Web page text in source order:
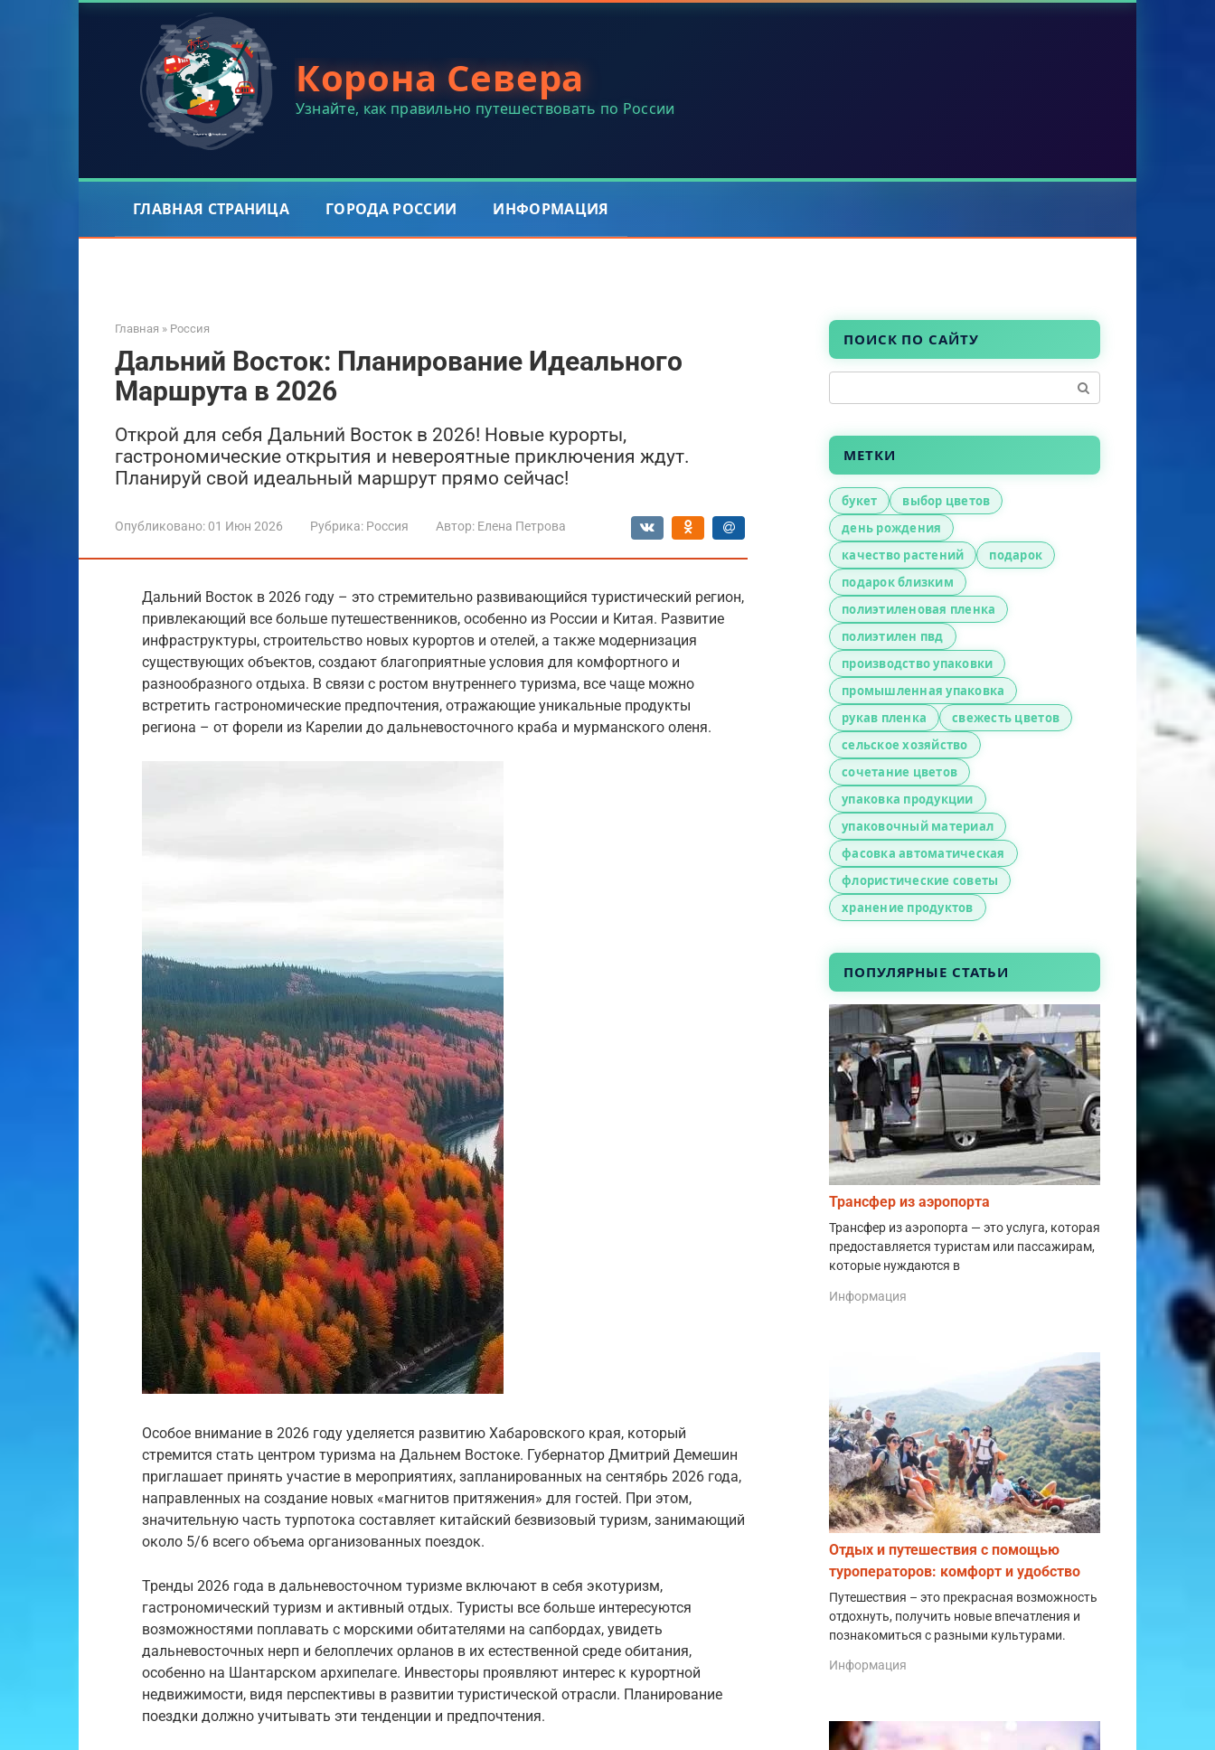
Корона Севера
Узнайте, как правильно путешествовать по России
ГЛАВНАЯ СТРАНИЦА ГОРОДА РОССИИ ИНФОРМАЦИЯ
Главная » Россия
Дальний Восток: Планирование Идеального
Маршрута в 2026
Открой для себя Дальний Восток в 2026! Новые курорты,
гастрономические открытия и невероятные приключения ждут.
Планируй свой идеальный маршрут прямо сейчас!
Опубликовано: 01 Июн 2026 Рубрика: Россия Автор: Елена Петрова
Дальний Восток в 2026 году – это стремительно развивающийся туристический регион,
привлекающий все больше путешественников, особенно из России и Китая. Развитие
инфраструктуры, строительство новых курортов и отелей, а также модернизация
существующих объектов, создают благоприятные условия для комфортного и
разнообразного отдыха. В связи с ростом внутреннего туризма, все чаще можно
встретить гастрономические предпочтения, отражающие уникальные продукты
региона – от форели из Карелии до дальневосточного краба и мурманского оленя.
Особое внимание в 2026 году уделяется развитию Хабаровского края, который
стремится стать центром туризма на Дальнем Востоке. Губернатор Дмитрий Демешин
приглашает принять участие в мероприятиях, запланированных на сентябрь 2026 года,
направленных на создание новых «магнитов притяжения» для гостей. При этом,
значительную часть турпотока составляет китайский безвизовый туризм, занимающий
около 5/6 всего объема организованных поездок.
Тренды 2026 года в дальневосточном туризме включают в себя экотуризм,
гастрономический туризм и активный отдых. Туристы все больше интересуются
возможностями поплавать с морскими обитателями на сапбордах, увидеть
дальневосточных нерп и белоплечих орланов в их естественной среде обитания,
особенно на Шантарском архипелаге. Инвесторы проявляют интерес к курортной
недвижимости, видя перспективы в развитии туристической отрасли. Планирование
поездки должно учитывать эти тенденции и предпочтения.
ПОИСК ПО САЙТУ
МЕТКИ
букет
выбор цветов
день рождения
качество растений
подарок
подарок близким
полиэтиленовая пленка
полиэтилен пвд
производство упаковки
промышленная упаковка
рукав пленка
свежесть цветов
сельское хозяйство
сочетание цветов
упаковка продукции
упаковочный материал
фасовка автоматическая
флористические советы
хранение продуктов
ПОПУЛЯРНЫЕ СТАТЬИ
Трансфер из аэропорта
Трансфер из аэропорта — это услуга, которая
предоставляется туристам или пассажирам,
которые нуждаются в
Информация
Отдых и путешествия с помощью
туроператоров: комфорт и удобство
Путешествия – это прекрасная возможность
отдохнуть, получить новые впечатления и
познакомиться с разными культурами.
Информация